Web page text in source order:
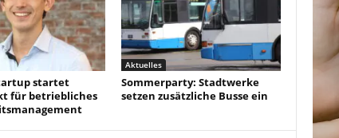
startet
für betriebliches
Aktuelles
Sommerparty: Stadtwerke
setzen zusätzliche Busse ein